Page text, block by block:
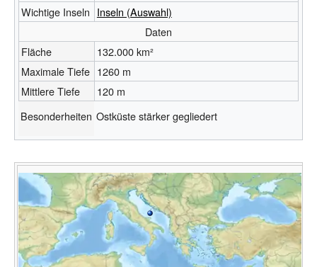
Wichtige Inseln Inseln (Auswahl)
Daten
Fläche
132.000km²
Maximale Tiefe 1260 m
Mittlere Tiefe
120 m
Besonderheiten Ostküste stärker gegliedert
Adria